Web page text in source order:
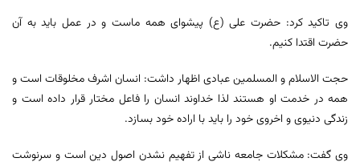
وی تاکید کرد: حضرت علی (ع) پیشوای همه ماست و در عمل باید به آن
حضرت اقتدا کنیم.
حجت الاسلام و المسلمین عبادی اظهار داشت: انسان اشرف مخلوقات است و
همه در خدمت او هستند لذا خداوند انسان را فاعل مختار قرار داده است و
زندگی دنیوی و اخروی خود را باید با اراده خود بسازد.
وی گفت: مشکلات جامعه ناشی از تفهیم نشدن اصول دین است و سرنوشت